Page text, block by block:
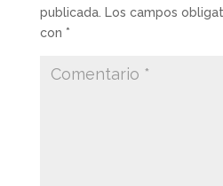
publicada. Los campos
con *